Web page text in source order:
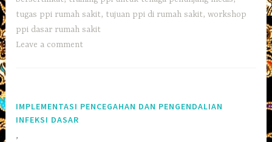
tugas ppi rumah sakit, tujuan ppi di rumah sakit,workshop
ppi dasar rumah sakit
Leave a comment
IMPLEMENTASI PENCEGAHAN DAN PENGENDALIAN
INFEKSI DASAR